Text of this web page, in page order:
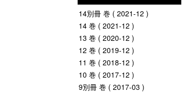
14別冊 巻 ( 2021-12 )
14 巻 ( 2021-12 )
13 巻 ( 2020-12 )
12 巻 ( 2019-12 )
11 巻 ( 2018-12 )
10 巻 ( 2017-12 )
9別冊 巻 ( 2017-03 )